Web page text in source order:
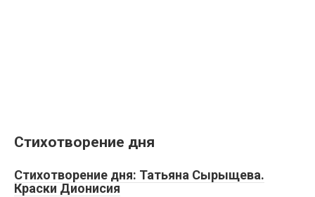
Стихотворение дня
Стихотворение дня: Татьяна Сырыщева.
Краски Дионисия